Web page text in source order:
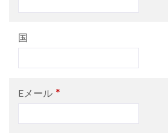
国
Eメール *